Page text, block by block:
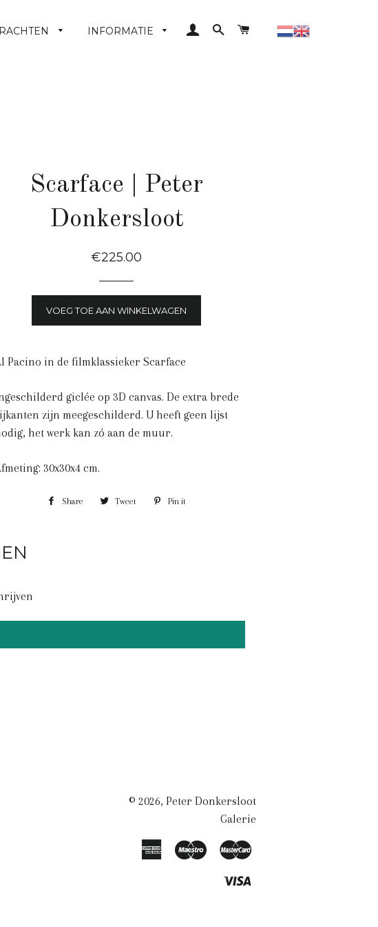
INFORMATIE LOG INZOEKENWINKELWAGEN
Scarface | Peter
Donkersloot
Normale
€225.00
VOEG TOE AAN WINKELWAGEN
Pacino in de filmklassieker Scarface
giclée op 3D canvas. De extra brede
zijn meegeschilderd. U heeft geen lijst
het werk kan zó aan de muur.
30x30x4 cm.
Share Share Tweet Tweet Pin it
© 2026, Peter Donkersloot
Galerie
AmericanMaestro Master